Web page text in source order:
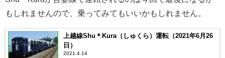
もしれませんので、乗ってみてもいいかもしれません。
上越線Shu＊Kura（しゅくら）運転（2021年6月26
日）
2021.4.14